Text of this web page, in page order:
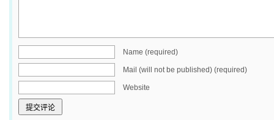
Name (required)
Mail (will not be published) (required)
Website